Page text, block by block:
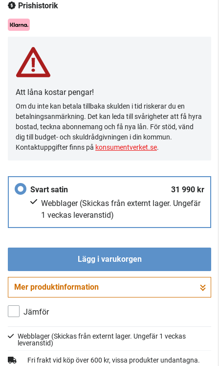
Prishistorik
Att låna kostar pengar!
Om du inte kan betala tillbaka skulden i tid riskerar du en
betalningsanmärkning. Det kan leda till svårigheter att få hyra
bostad, teckna abonnemang och få nya lån. För stöd, vänd
dig till budget- och skuldrådgivningen i din kommun.
Kontaktuppgifter finns på konsumentverket.se.
Svart satin
31 990 kr
Webblager (Skickas från externt lager. Ungefär
1 veckas leveranstid)
Lägg i varukorgen
Gå till kassan
Mer produktinformation
Jämför
Webblager (Skickas från externt lager. Ungefär 1 veckas
leveranstid)
Fri frakt vid köp över 600 kr, vissa produkter undantagna.